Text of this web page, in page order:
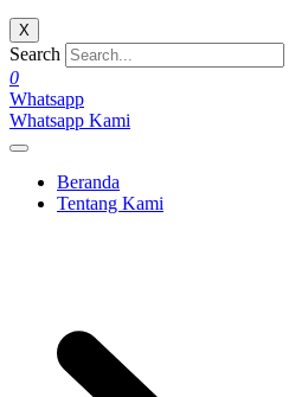
X
Search
0
Whatsapp
Whatsapp Kami
Beranda
Tentang Kami